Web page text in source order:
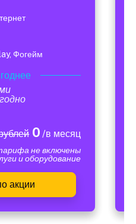
Фогейм
0 /в месяц
не включены
и оборудование
акции